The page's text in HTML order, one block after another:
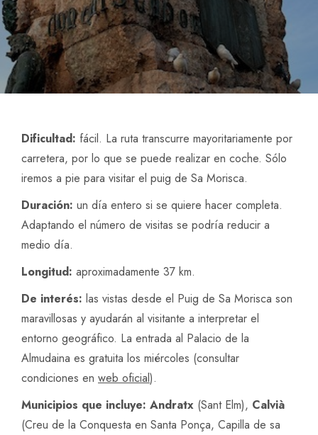
Dificultad: fácil. La ruta transcurre mayoritariamente por
carretera, por lo que se puede realizar en coche. Sólo
iremos a pie para visitar el puig de Sa Morisca.
Duración: un día entero si se quiere hacer completa.
Adaptando el número de visitas se podría reducir a
medio día.
Longitud: aproximadamente 37 km.
De interés: las vistas desde el Puig de Sa Morisca son
maravillosas y ayudarán al visitante a interpretar el
entorno geográfico. La entrada al Palacio de la
Almudaina es gratuita los miércoles (consultar
condiciones en web oficial).
Municipios que incluye: Andratx (Sant Elm), Calvià
(Creu de la Conquesta en Santa Ponça, Capilla de sa